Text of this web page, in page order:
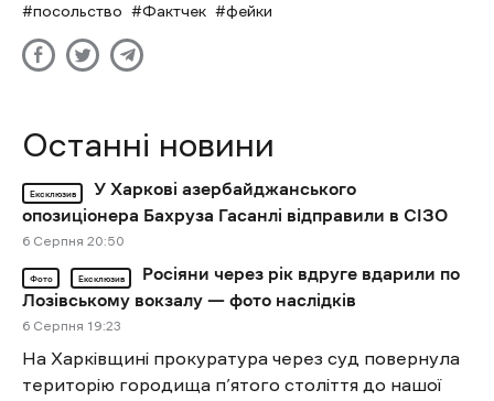
посольство
Фактчек фейки
Останні новини
Ексклюзив
У Харкові азербайджанського
опозиціонера Бахруза Гасанлі відправили в СІЗО
6 Cерпня 20:50
Фото Ексклюзив
Росіяни через рік вдруге вдарили по
Лозівському вокзалу — фото наслідків
6 Cерпня 19:23
На Харківщині прокуратура через суд повернула
територію городища п’ятого століття до нашої